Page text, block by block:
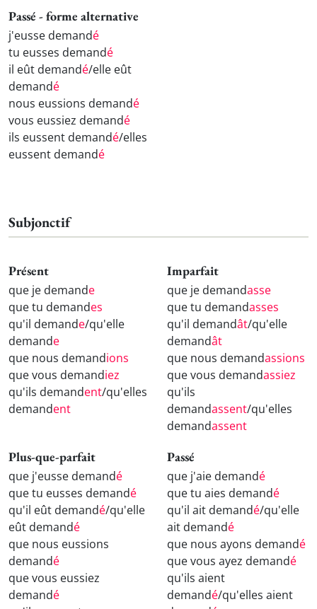
Passé - forme alternative
j'eusse demandé
tu eusses demandé
il eût demandé/elle eût
demandé
nous eussions demandé
vous eussiez demandé
ils eussent demandé/elles
eussent demandé
Subjonctif
Présent
que je demande
que tu demandes
qu'il demande/qu'elle
demande
que nous demandions
que vous demandiez
qu'ils demandent/qu'elles
demandent
Imparfait
que je demandasse
que tu demandasses
qu'il demandât/qu'elle
demandât
que nous demandassions
que vous demandassiez
qu'ils
demandassent/qu'elles
demandassent
Plus-que-parfait
que j'eusse demandé
que tu eusses demandé
qu'il eût demandé/qu'elle
eût demandé
que nous eussions
demandé
que vous eussiez
demandé
Passé
que j'aie demandé
que tu aies demandé
qu'il ait demandé/qu'elle
ait demandé
que nous ayons demandé
que vous ayez demandé
qu'ils aient
demandé/qu'elles aient